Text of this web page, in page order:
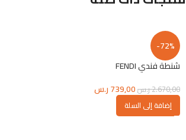
-72%
شنطة فندي FENDI
2.670,00ر.س739,00ر.س
إضافة إلى السلة